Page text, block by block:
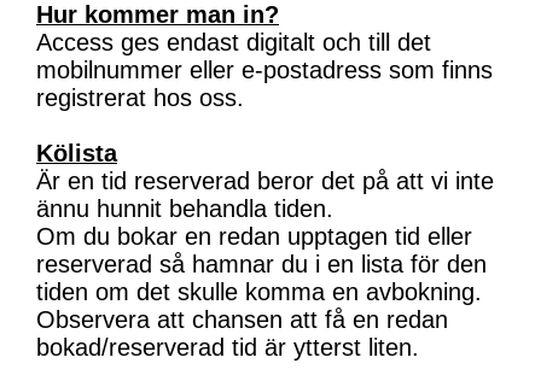
Hur kommer man in?
Access ges endast digitalt och till det
mobilnummer eller e-postadress som finns
registrerat hos oss.
Kölista
Är en tid reserverad beror det på att vi inte
ännu hunnit behandla tiden.
Om du bokar en redan upptagen tid eller
reserverad så hamnar du i en lista för den
tiden om det skulle komma en avbokning.
Observera att chansen att få en redan
bokad/reserverad tid är ytterst liten.